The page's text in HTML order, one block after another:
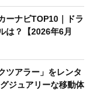
ーナビTOP10｜ドラ
は？【2026年6月
ツアラー」をレンタ
ジュアリーな移動体